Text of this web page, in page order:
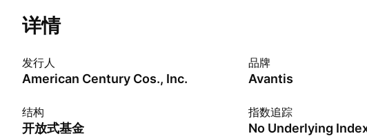
详情
发行人
American Century Cos., Inc.
品牌
Avantis
结构
开放式基金
指数追踪
No Underlying